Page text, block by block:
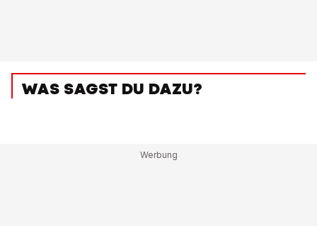
WAS SAGST DU DAZU?